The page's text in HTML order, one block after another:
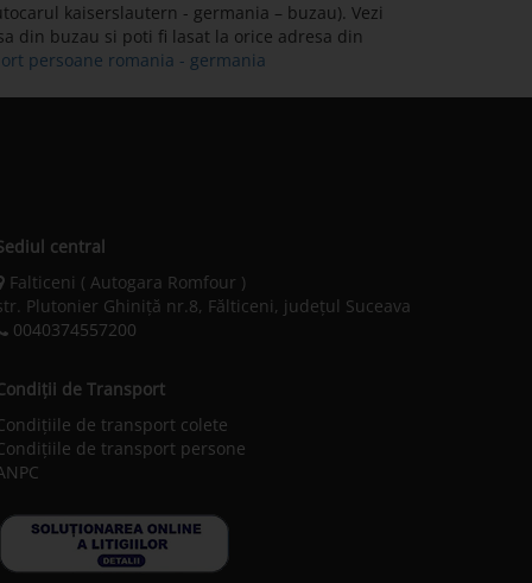
kaiserslautern - germania – buzau). Vezi
din buzau si poti fi lasat la orice adresa din
persoane romania - germania
central
Falticeni ( Autogara Romfour )
Plutonier Ghiniţă nr.8, Fălticeni, judeţul Suceava
0040374557200
de Transport
de transport colete
de transport persone